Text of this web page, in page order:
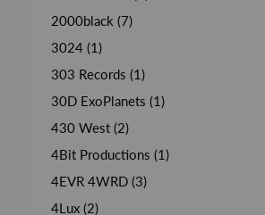
2000black (7)
3024 (1)
303 Records (1)
30D ExoPlanets (1)
430 West (2)
4Bit Productions (1)
4EVR 4WRD (3)
4Lux (2)